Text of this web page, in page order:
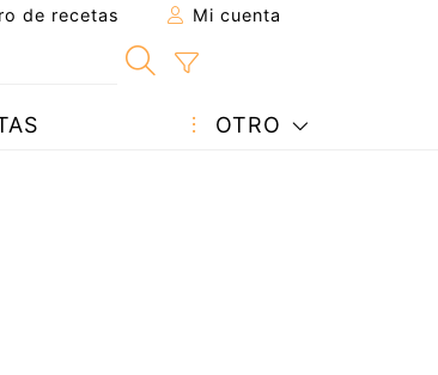
de recetas Mi cuenta
OTRO